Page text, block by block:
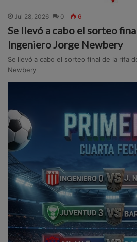
Jul 28, 2026 0 6
Se llevó a cabo el sorteo
Ingeniero Jorge Newbery
Se llevó a cabo el sorteo final de la rifa
Newbery